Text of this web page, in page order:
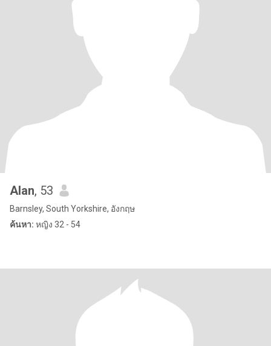
Alan, 53
Barnsley, South Yorkshire, อังกฤษ
ค้นหา: หญิง 32 - 54